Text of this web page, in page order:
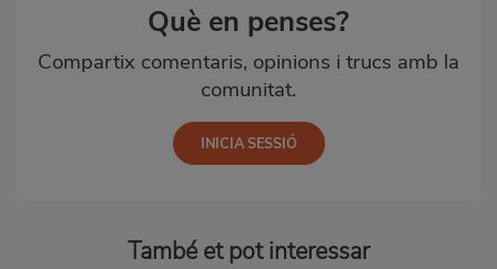
Què en penses?
Compartix comentaris, opinions i trucs amb la
comunitat.
També et pot interessar